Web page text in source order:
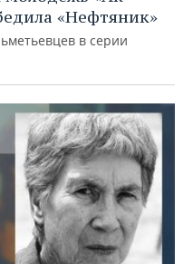
«Нефтяник»
в серии